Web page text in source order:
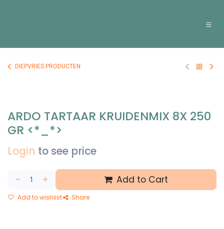
DIEPVRIES PRODUCTEN
ARDO TARTAAR KRUIDENMIX 8X 250
GR <*_*>
Login to see price
Add to Cart
Add to wishlist Share